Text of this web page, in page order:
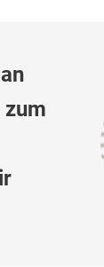
zum